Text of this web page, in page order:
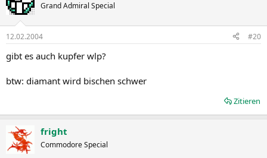
Grand Admiral Special
12.02.2004 #20
gibt es auch kupfer wlp?
btw: diamant wird bischen schwer
Zitieren
fright
Commodore Special